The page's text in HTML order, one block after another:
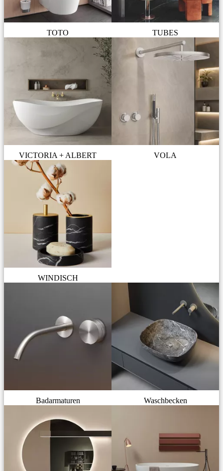
TOTO TUBES
VICTORIA + ALBERT VOLA
WINDISCH
Badarmaturen Waschbecken